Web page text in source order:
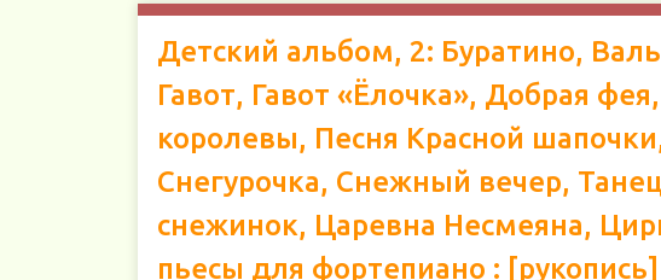
Детский альбом, 2: Буратино,
Гавот, Гавот «Ёлочка», Добрая
королевы, Песня Красной
Снегурочка, Снежный вечер,
снежинок, Царевна Несмеяна,
пьесы для фортепиано : [рукопись]